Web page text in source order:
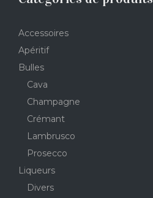
Accessoires
Apéritif
Bulles
Cava
Champagne
Crémant
Lambrusco
Prosecco
Liqueurs
Divers